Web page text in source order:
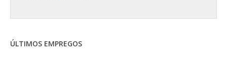
ÚLTIMOS EMPREGOS